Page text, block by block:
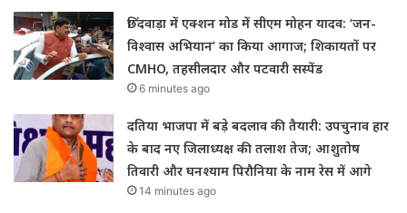
छिंदवाड़ा में एक्शन मोड में सीएम मोहन यादव: ‘जन-
विश्वास अभियान’ का किया आगाज; शिकायतों पर
CMHO, तहसीलदार और पटवारी सस्पेंड
6 minutes ago
दतिया भाजपा में बड़े बदलाव की तैयारी: उपचुनाव हार
के बाद नए जिलाध्यक्ष की तलाश तेज; आशुतोष
तिवारी और घनश्याम पिरौनिया के नाम रेस में आगे
14 minutes ago